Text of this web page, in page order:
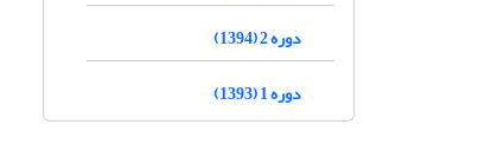
دوره 2 (1394)
دوره 1 (1393)